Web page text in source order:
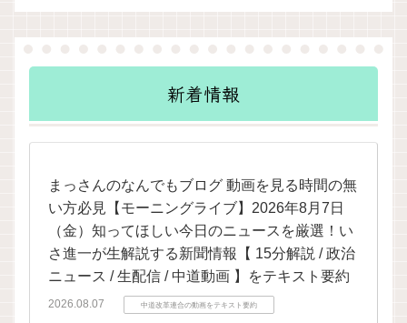
新着情報
まっさんのなんでもブログ 動画を見る時間の無
い方必見【モーニングライブ】2026年8月7日
（金）知ってほしい今日のニュースを厳選！い
さ進一が生解説する新聞情報【 15分解説 / 政治
ニュース / 生配信 / 中道動画 】をテキスト要約
2026.08.07 中道改革連合の動画をテキスト要約